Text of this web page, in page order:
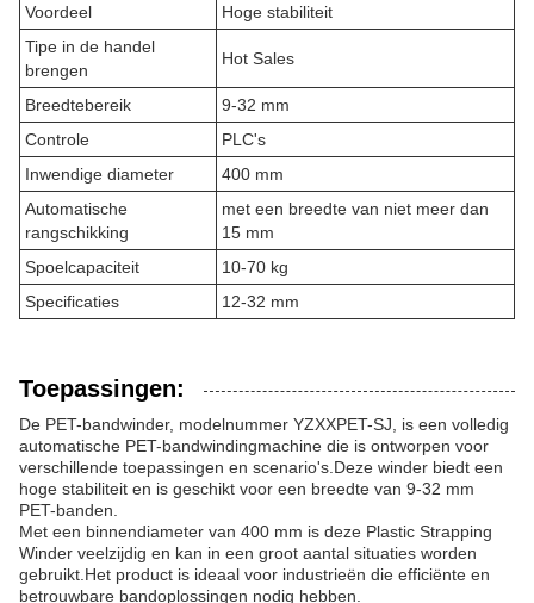
Voordeel
Hoge stabiliteit
Tipe in de handel
brengen
Hot Sales
Breedtebereik
9-32 mm
Controle
PLC's
Inwendige diameter
400 mm
Automatische
rangschikking
met een breedte van niet meer dan
15 mm
Spoelcapaciteit
10-70 kg
Specificaties
12-32 mm
Toepassingen:
De PET-bandwinder, modelnummer YZXXPET-SJ, is een volledig
automatische PET-bandwindingmachine die is ontworpen voor
verschillende toepassingen en scenario's.Deze winder biedt een
hoge stabiliteit en is geschikt voor een breedte van 9-32 mm
PET-banden.
Met een binnendiameter van 400 mm is deze Plastic Strapping
Winder veelzijdig en kan in een groot aantal situaties worden
gebruikt.Het product is ideaal voor industrieën die efficiënte en
betrouwbare bandoplossingen nodig hebben.